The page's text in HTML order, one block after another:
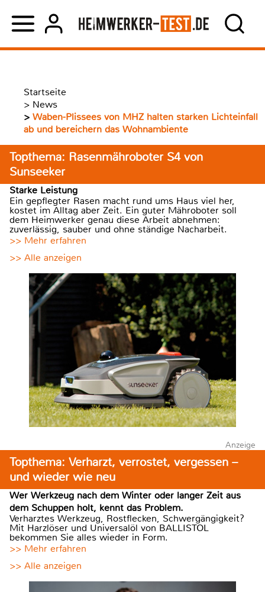
Startseite
> News
> Waben-Plissees von MHZ halten starken Lichteinfall
ab und bereichern das Wohnambiente
Topthema: Rasenmähroboter S4 von
Sunseeker
Starke Leistung
Ein gepflegter Rasen macht rund ums Haus viel her,
kostet im Alltag aber Zeit. Ein guter Mähroboter soll
dem Heimwerker genau diese Arbeit abnehmen:
zuverlässig, sauber und ohne ständige Nacharbeit.
>> Mehr erfahren
>> Alle anzeigen
Anzeige
Topthema: Verharzt, verrostet, vergessen –
und wieder wie neu
Wer Werkzeug nach dem Winter oder langer Zeit aus
dem Schuppen holt, kennt das Problem.
Verharztes Werkzeug, Rostflecken, Schwergängigkeit?
Mit Harzlöser und Universalöl von BALLISTOL
bekommen Sie alles wieder in Form.
>> Mehr erfahren
>> Alle anzeigen